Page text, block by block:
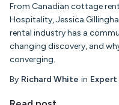
From Canadian cottage
Hospitality, Jessica
rental industry has a
changing discovery, and
converging.
By Richard White in